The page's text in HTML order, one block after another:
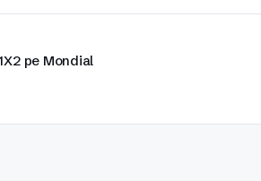
pe Mondial